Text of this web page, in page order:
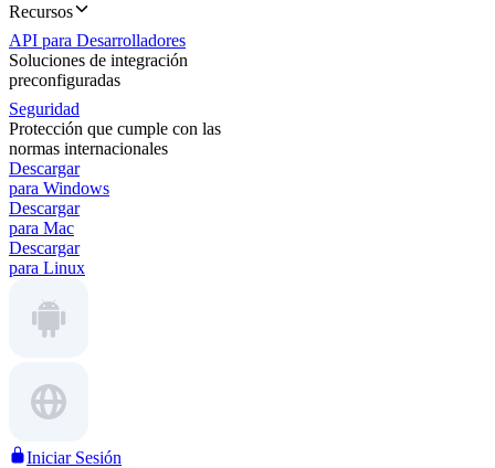
Recursos
API para Desarrolladores
Soluciones de integración
preconfiguradas
Seguridad
Protección que cumple con las
normas internacionales
Descargar
para Windows
Descargar
para Mac
Descargar
para Linux
Iniciar Sesión